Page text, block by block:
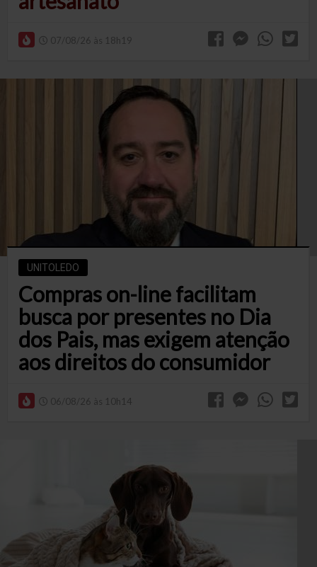
07/08/26 às 18h19
UNITOLEDO
Compras on-line facilitam
busca por presentes no Dia
dos Pais, mas exigem atenção
aos direitos do consumidor
06/08/26 às 10h14